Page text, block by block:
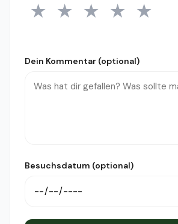
1 Stern
★ 2 Sterne
★ 3 Sterne
★ 4 Sterne
★ 5
★
Dein Kommentar (optional)
Besuchsdatum (optional)